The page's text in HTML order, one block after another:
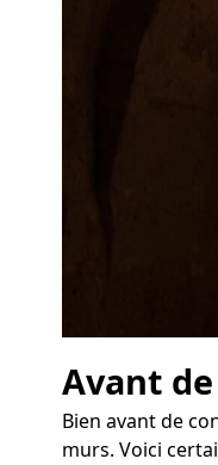
Avant
Bien avant de
murs. Voici